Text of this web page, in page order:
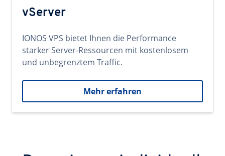
vServer
IONOS VPS bietet Ihnen die Performance
starker Server-Ressourcen mit kostenlosem
und unbegrenztem Traffic.
Mehr erfahren